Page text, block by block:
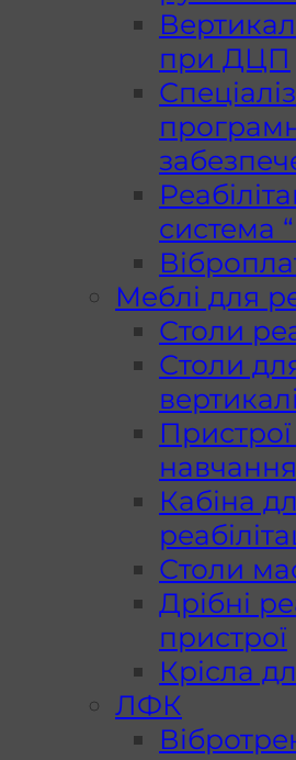
при ДЦП
система
Меблі для
Столи
Столи
Кабіна
Столи
Дрібні
пристрої
Крісла
ЛФК